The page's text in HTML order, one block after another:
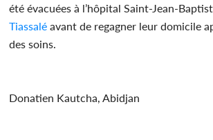
été évacuées à l’hôpital Saint-Jean-
Tiassalé avant de regagner leur domicile
des soins.
Donatien Kautcha, Abidjan